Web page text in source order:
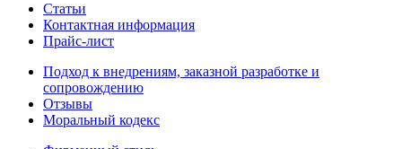
Статьи
Контактная информация
Прайс-лист
Подход к внедрениям, заказной разработке и
сопровождению
Отзывы
Моральный кодекс